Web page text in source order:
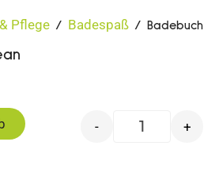
Pflege / Badespaß / Badebuch
- +